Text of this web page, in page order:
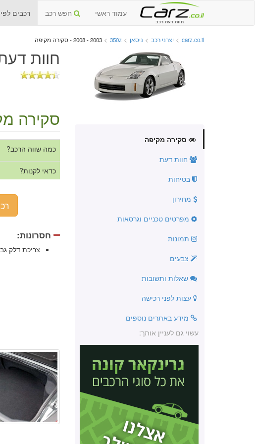
חוות דעת רכב
עמוד ראשי חפש רכב רכבים לפי
carz.co.il
> יצרני רכב > ניסאן >
350z
> 2003 - 2008 - סקירה מקיפה
חוות
סקירה מקיפה
חוות דעת
בטיחות
מחירון
מפרטים טכניים וגרסאות
תמונות
צבעים
שאלות ותשובות
עצות לפני רכישה
מידע באתרים נוספים
עשוי גם לעניין אותך:
סקירה
כמה שווה הרכב?
כדאי לקנות?
חסרונות:
צריכת דלק